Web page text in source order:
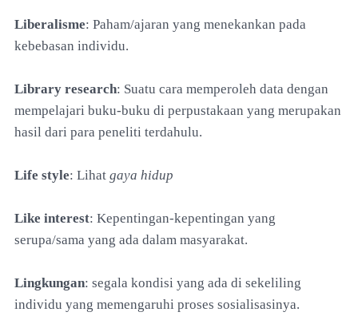
Liberalisme: Paham/ajaran yang menekankan pada
kebebasan individu.
Library research: Suatu cara memperoleh data dengan
mempelajari buku-buku di perpustakaan yang merupakan
hasil dari para peneliti terdahulu.
Life style: Lihat gaya hidup
Like interest: Kepentingan-kepentingan yang
serupa/sama yang ada dalam masyarakat.
Lingkungan: segala kondisi yang ada di sekeliling
individu yang memengaruhi proses sosialisasinya.